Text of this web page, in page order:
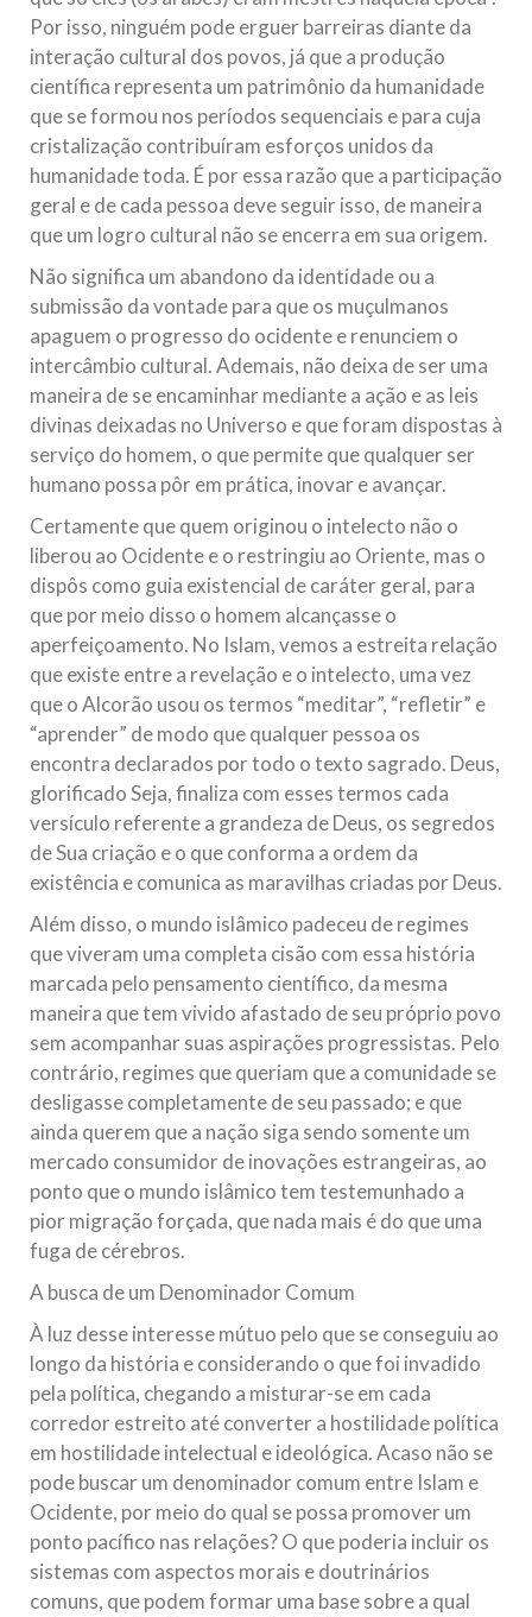
Por isso, ninguém pode erguer barreiras diante da
interação cultural dos povos, já que a produção
científica representa um patrimônio da humanidade
que se formou nos períodos sequenciais e para cuja
cristalização contribuíram esforços unidos da
humanidade toda. É por essa razão que a participação
geral e de cada pessoa deve seguir isso, de maneira
que um logro cultural não se encerra em sua origem.
Não significa um abandono da identidade ou a
submissão da vontade para que os muçulmanos
apaguem o progresso do ocidente e renunciem o
intercâmbio cultural. Ademais, não deixa de ser uma
maneira de se encaminhar mediante a ação e as leis
divinas deixadas no Universo e que foram dispostas à
serviço do homem, o que permite que qualquer ser
humano possa pôr em prática, inovar e avançar.
Certamente que quem originou o intelecto não o
liberou ao Ocidente e o restringiu ao Oriente, mas o
dispôs como guia existencial de caráter geral, para
que por meio disso o homem alcançasse o
aperfeiçoamento. No Islam, vemos a estreita relação
que existe entre a revelação e o intelecto, uma vez
que o Alcorão usou os termos “meditar”, “refletir” e
“aprender” de modo que qualquer pessoa os
encontra declarados por todo o texto sagrado. Deus,
glorificado Seja, finaliza com esses termos cada
versículo referente a grandeza de Deus, os segredos
de Sua criação e o que conforma a ordem da
existência e comunica as maravilhas criadas por Deus.
Além disso, o mundo islâmico padeceu de regimes
que viveram uma completa cisão com essa história
marcada pelo pensamento científico, da mesma
maneira que tem vivido afastado de seu próprio povo
sem acompanhar suas aspirações progressistas. Pelo
contrário, regimes que queriam que a comunidade se
desligasse completamente de seu passado; e que
ainda querem que a nação siga sendo somente um
mercado consumidor de inovações estrangeiras, ao
ponto que o mundo islâmico tem testemunhado a
pior migração forçada, que nada mais é do que uma
fuga de cérebros.
A busca de um Denominador Comum
À luz desse interesse mútuo pelo que se conseguiu ao
longo da história e considerando o que foi invadido
pela política, chegando a misturar-se em cada
corredor estreito até converter a hostilidade política
em hostilidade intelectual e ideológica. Acaso não se
pode buscar um denominador comum entre Islam e
Ocidente, por meio do qual se possa promover um
ponto pacífico nas relações? O que poderia incluir os
sistemas com aspectos morais e doutrinários
comuns, que podem formar uma base sobre a qual